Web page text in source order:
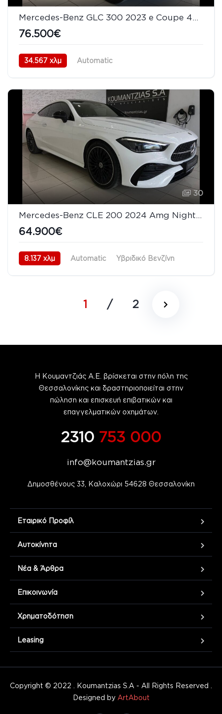
76.500€
34.567 χλμ
Automatic
30
64.900€
8.137 χλμ Automatic
Υβριδικό Βενζίνη
1 / 2
Η Κουμαντζιάς Α.Ε. βρίσκεται στην πόλη της
Θεσσαλονίκης και δραστηριοποιείται στην
πώληση και επισκευή επιβατικών και
επαγγελματικών οχημάτων.
2310 753 000
info@koumantzias.gr
Δημοσθένους 33, Καλοχώρι 54628 Θεσσαλονίκη
Εταιρικό Προφίλ
Αυτοκίνητα
Νέα & Άρθρα
Επικοινωνία
Χρηματοδότηση
Leasing
Copyright © 2022 . Koumantzias S.A - All Rights Reserved .
Designed by ArtAbout